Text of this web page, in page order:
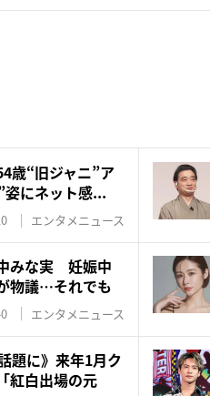
歳“旧ジャニ”ア
にネット感...
エンタメニュース
みな実 妊娠中
物議…それでも
エンタメニュース
題に》来年1月ク
紅白出場の元